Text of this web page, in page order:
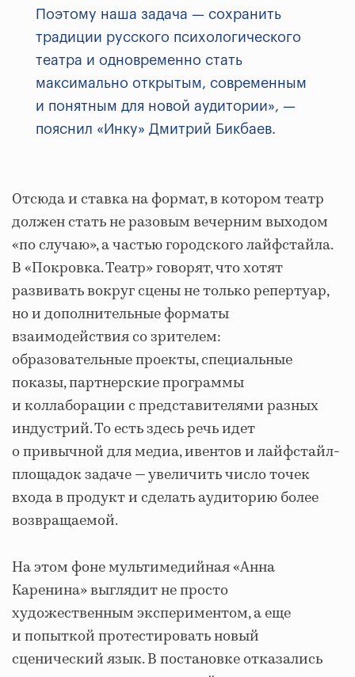
Поэтому наша задача — сохранить
традиции русского психологического
театра и одновременно стать
максимально открытым, современным
и понятным для новой аудитории», —
пояснил «Инку» Дмитрий Бикбаев.
Отсюда и ставка на формат, в котором театр
должен стать не разовым вечерним выходом
«по случаю», а частью городского лайфстайла.
В «Покровка. Театр» говорят, что хотят
развивать вокруг сцены не только репертуар,
но и дополнительные форматы
взаимодействия со зрителем:
образовательные проекты, специальные
показы, партнерские программы
и коллаборации с представителями разных
индустрий. То есть здесь речь идет
о привычной для медиа, ивентов и лайфстайл-
площадок задаче — увеличить число точек
входа в продукт и сделать аудиторию более
возвращаемой.
На этом фоне мультимедийная «Анна
Каренина» выглядит не просто
художественным экспериментом, а еще
и попыткой протестировать новый
сценический язык. В постановке отказались